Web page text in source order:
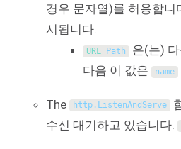
경우 문자열)를 허용합니
시됩니다.
URL Path 은(는) 다
다음 이 값은 name
The http . ListenAndServe
수신 대기하고 있습니다.